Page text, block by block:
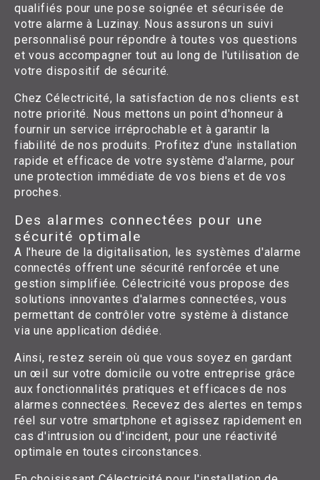
qualifiés pour une pose soignée et sécurisée de
votre alarme à Luzinay. Nous assurons un suivi
personnalisé pour répondre à toutes vos questions
et vous accompagner tout au long de l'utilisation de
votre dispositif de sécurité.
Chez Célectricité, la satisfaction de nos clients est
notre priorité. Nous mettons un point d'honneur à
fournir un service irréprochable et à garantir la
fiabilité de nos produits. Profitez d'une installation
rapide et efficace de votre système d'alarme, pour
une protection immédiate de vos biens et de vos
proches.
Des alarmes connectées pour une
sécurité optimale
A l'heure de la digitalisation, les systèmes d'alarme
connectés offrent une sécurité renforcée et une
gestion simplifiée. Célectricité vous propose des
solutions innovantes d'alarmes connectées, vous
permettant de contrôler votre système à distance
via une application dédiée.
Ainsi, restez serein où que vous soyez en gardant
un œil sur votre domicile ou votre entreprise grâce
aux fonctionnalités pratiques et efficaces de nos
alarmes connectées. Recevez des alertes en temps
réel sur votre smartphone et agissez rapidement en
cas d'intrusion ou d'incident, pour une réactivité
optimale en toutes circonstances.